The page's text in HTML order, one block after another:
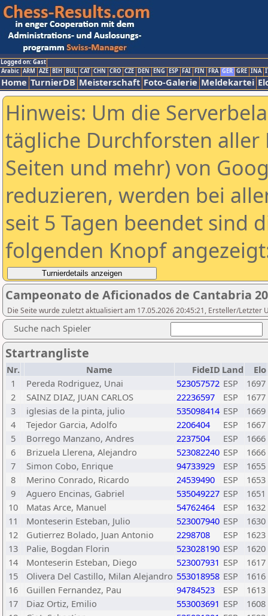
Logged on: Gast
Arabic ARM AZE BIH BUL CAT CHN CRO CZE DEN ENG ESP FAI FIN FRA GER GRE INA
Home TurnierDB Meisterschaft Foto-Galerie Meldekartei
Hinweis: Um die
tägliche Durchforsten aller
Seiten und mehr) von
reduzieren, werden bei
seit 5 Tagen beendet sind
folgenden Knopf
Campeonato de Aficionados de Cantabria
Die Seite wurde zuletzt aktualisiert am 17.05.2026 20:45:21, Ersteller/Letzter
Suche nach Spieler
Startrangliste
Nr. Name FideID Land
Elo
1
Pereda Rodriguez, Unai 523057572 ESP
1697
2
SAINZ DIAZ, JUAN CARLOS 22236597 ESP
1677
3
iglesias de la pinta, julio 535098414 ESP
1669
4
Tejedor Garcia, Adolfo 2206404 ESP
1667
5
Borrego Manzano, Andres 2237504 ESP
1666
6
Brizuela Llerena, Alejandro 523082240 ESP
1666
7
Simon Cobo, Enrique 94733929 ESP
1655
8
Merino Conrado, Ricardo 24539490 ESP
1653
9
Aguero Encinas, Gabriel 535049227 ESP
1651
10
Matas Arce, Manuel 54762464 ESP
1632
11
Monteserin Esteban, Julio 523007940 ESP
1630
12
Gutierrez Bolado, Juan Antonio 2298708 ESP
1623
13
Palie, Bogdan Florin 523028190 ESP
1620
14
Monteserin Esteban, Diego 523007931 ESP
1617
15
Olivera Del Castillo, Milan Alejandro 553018958 ESP
1616
16
Guillen Fernandez, Pau 94784523 ESP
1613
17
Diaz Ortiz, Emilio 553003691 ESP
1608